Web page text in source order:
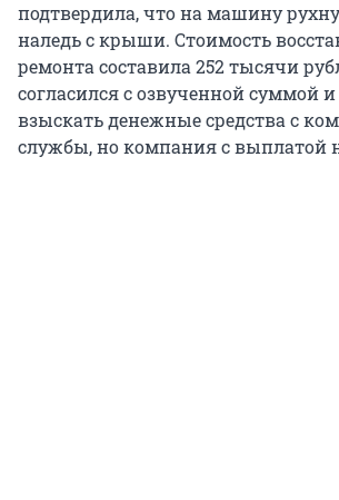
подтвердила, что на машину
наледь с крыши. Стоимость
ремонта составила 252 тысячи
согласился с озвученной суммой
взыскать денежные средства с
службы, но компания с выплатой